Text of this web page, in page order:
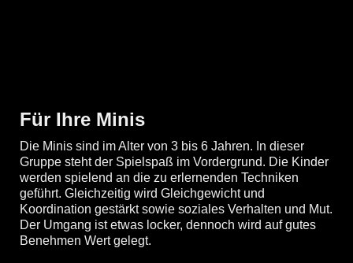
Für Ihre Minis
Die Minis sind im Alter von 3 bis 6 Jahren. In dieser
Gruppe steht der Spielspaß im Vordergrund. Die Kinder
werden spielend an die zu erlernenden Techniken
geführt. Gleichzeitig wird Gleichgewicht und
Koordination gestärkt sowie soziales Verhalten und Mut.
Der Umgang ist etwas locker, dennoch wird auf gutes
Benehmen Wert gelegt.